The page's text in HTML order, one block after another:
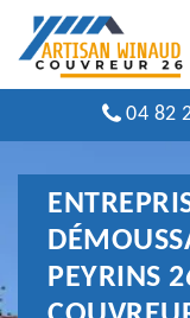
04 82
PEYRINS